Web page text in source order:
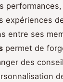
expériences
entre ses
permet de
des